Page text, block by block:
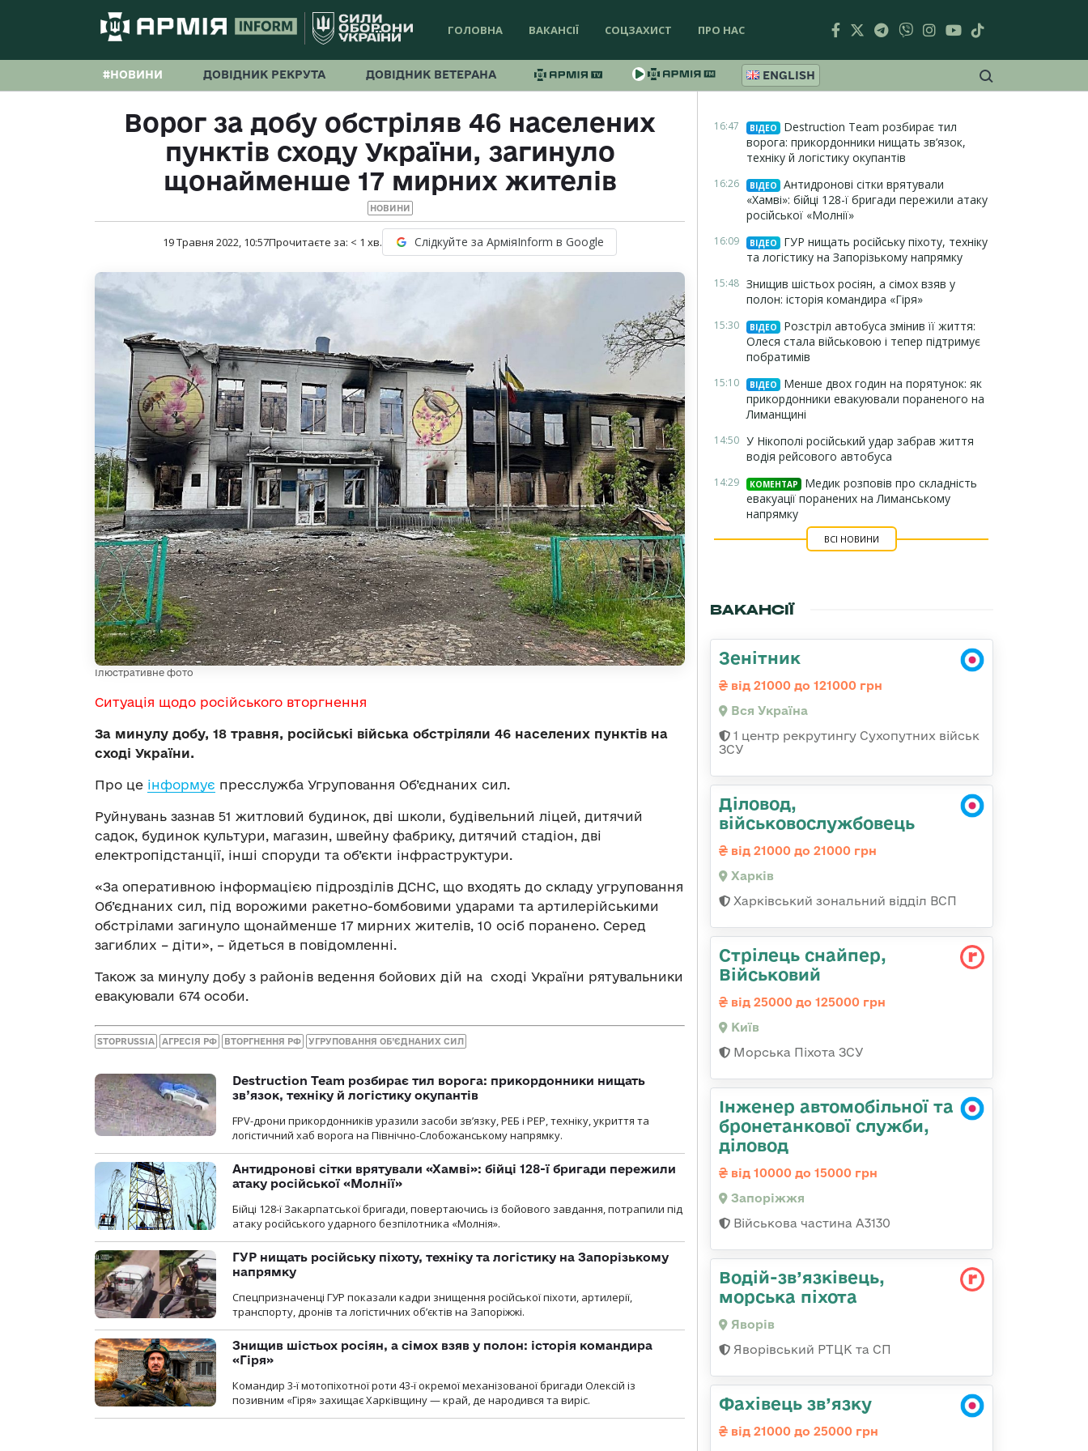
ГОЛОВНА ВАКАНСІЇ СОЦЗАХИСТ ПРО НАС
#НОВИНИ ДОВІДНИК РЕКРУТА ДОВІДНИК ВЕТЕРАНА ENGLISH
Ворог за добу обстріляв 46 населених
пунктів сходу України, загинуло
щонайменше 17 мирних жителів
НОВИНИ
19 Травня 2022, 10:57Прочитаєте за: < 1 хв. Слідкуйте за АрміяInform в Google
Ілюстративне фото
Ситуація щодо російського вторгнення
За минулу добу, 18 травня, російські війська обстріляли 46 населених пунктів на
сході України.
Про це інформує пресслужба Угруповання Об’єднаних сил.
Руйнувань зазнав 51 житловий будинок, дві школи, будівельний ліцей, дитячий
садок, будинок культури, магазин, швейну фабрику, дитячий стадіон, дві
електропідстанції, інші споруди та об’єкти інфраструктури.
«За оперативною інформацією підрозділів ДСНС, що входять до складу угруповання
Об’єднаних сил, під ворожими ракетно-бомбовими ударами та артилерійськими
обстрілами загинуло щонайменше 17 мирних жителів, 10 осіб поранено. Серед
загиблих – діти», – йдеться в повідомленні.
Також за минулу добу з районів ведення бойових дій на сході України рятувальники
евакуювали 674 особи.
STOPRUSSIA АГРЕСІЯ РФ ВТОРГНЕННЯ РФ УГРУПОВАННЯ ОБ’ЄДНАНИХ СИЛ
Destruction Team розбирає тил ворога: прикордонники нищать
зв’язок, техніку й логістику окупантів
FPV-дрони прикордонників уразили засоби зв’язку, РЕБ і РЕР, техніку, укриття та
логістичний хаб ворога на Північно-Слобожанському напрямку.
Антидронові сітки врятували «Хамві»: бійці 128-ї бригади пережили
атаку російської «Молнії»
Бійці 128-ї Закарпатської бригади, повертаючись із бойового завдання, потрапили під
атаку російського ударного безпілотника «Молнія».
ГУР нищать російську піхоту, техніку та логістику на Запорізькому
напрямку
Спецпризначенці ГУР показали кадри знищення російської піхоти, артилерії,
транспорту, дронів та логістичних об’єктів на Запоріжжі.
Знищив шістьох росіян, а сімох взяв у полон: історія командира
«Гіря»
Командир 3-ї мотопіхотної роти 43-ї окремої механізованої бригади Олексій із
позивним «Гіря» захищає Харківщину — край, де народився та виріс.
16:47 ВІДЕО
Destruction Team розбирає тил
ворога: прикордонники нищать зв’язок,
техніку й логістику окупантів
16:26 ВІДЕО
Антидронові сітки врятували
«Хамві»: бійці 128-ї бригади пережили атаку
російської «Молнії»
16:09 ВІДЕО
ГУР нищать російську піхоту, техніку
та логістику на Запорізькому напрямку
15:48 Знищив шістьох росіян, а сімох взяв у
полон: історія командира «Гіря»
15:30 ВІДЕО
Розстріл автобуса змінив її життя:
Олеся стала військовою і тепер підтримує
побратимів
15:10 ВІДЕО
Менше двох годин на порятунок: як
прикордонники евакуювали пораненого на
Лиманщині
14:50 У Нікополі російський удар забрав життя
водія рейсового автобуса
14:29 КОМЕНТАР
Медик розповів про складність
евакуації поранених на Лиманському
напрямку
ВСІ НОВИНИ
ВАКАНСІЇ
Зенітник
від 21000 до 121000 грн
Вся Україна
1 центр рекрутингу Сухопутних військ
ЗСУ
Діловод,
військовослужбовець
від 21000 до 21000 грн
Харків
Харківський зональний відділ ВСП
Стрілець снайпер,
Військовий
від 25000 до 125000 грн
Київ
Морська Піхота ЗСУ
Інженер автомобільної та
бронетанкової служби,
діловод
від 10000 до 15000 грн
Запоріжжя
Військова частина А3130
Водій-зв’язківець,
морська піхота
Яворів
Яворівський РТЦК та СП
Фахівець зв’язку
від 21000 до 25000 грн